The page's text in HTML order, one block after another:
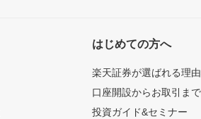
はじめての方へ
楽天証券が選ばれる理由
口座開設からお取引ま
投資ガイド&セミナー